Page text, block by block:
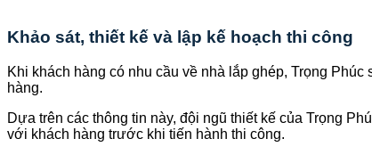
Khảo sát, thiết kế và lập kế hoạch thi công
Khi khách hàng có nhu cầu về nhà lắp ghép, Trọng
hàng.
Dựa trên các thông tin này, đội ngũ thiết kế của Trọng
với khách hàng trước khi tiến hành thi công.